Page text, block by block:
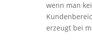
wenn man
erzeugt bei